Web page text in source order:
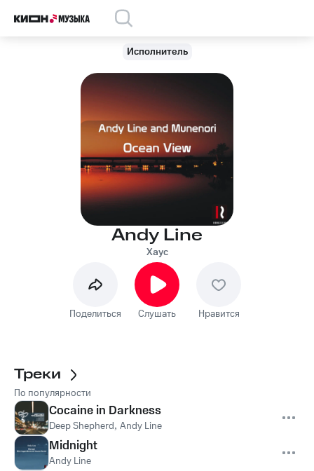
Исполнитель
Andy Line
Хаус
Поделиться Слушать Нравится
Треки
По популярности
Cocaine in Darkness
Deep Shepherd, Andy Line
Midnight
Andy Line